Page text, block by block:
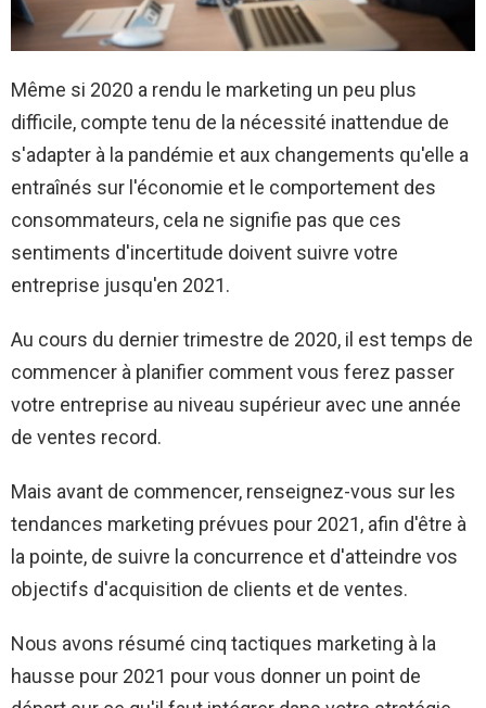
Même si 2020 a rendu le marketing un peu plus
difficile, compte tenu de la nécessité inattendue de
s'adapter à la pandémie et aux changements qu'elle a
entraînés sur l'économie et le comportement des
consommateurs, cela ne signifie pas que ces
sentiments d'incertitude doivent suivre votre
entreprise jusqu'en 2021.
Au cours du dernier trimestre de 2020, il est temps de
commencer à planifier comment vous ferez passer
votre entreprise au niveau supérieur avec une année
de ventes record.
Mais avant de commencer, renseignez-vous sur les
tendances marketing prévues pour 2021, afin d'être à
la pointe, de suivre la concurrence et d'atteindre vos
objectifs d'acquisition de clients et de ventes.
Nous avons résumé cinq tactiques marketing à la
hausse pour 2021 pour vous donner un point de